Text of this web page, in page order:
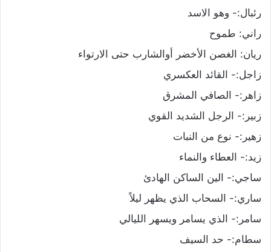
رئبال:- وهو الاسد
راني: طموح
ريان: الغصن الأخضر أوالشارب حتى الارتواء
زاجل:- القائد العكسري
زاهر:- الصافي المشرق
زبير:- الرجل الشديد القوي
زهير:- نوع من النبات
زيد:- العطاء والنماء
ساجي:- الين الساكن الهادئ
ساري:- السحاب الذي يظهر ليلاً
سامر:- الذي يسامر ويسهر الليالي
سطام:- حد السيف